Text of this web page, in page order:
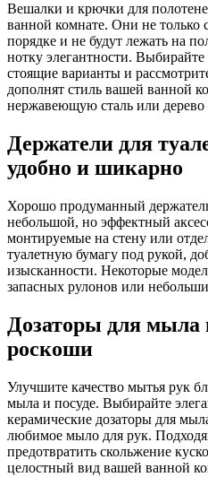
Вешалки и крючки для
ванной комнате. Они не только
порядке и не будут лежать на
нотку элегантности.
стоящие варианты и
дополнят стиль вашей ванной
нержавеющую сталь или дерево
Держатели для
удобно и шикарно
Хорошо продуманный
небольшой, но эффектный
монтируемые на стену или
туалетную бумагу под рукой,
изысканности. Некоторые
запасных рулонов или
Дозаторы для мыла
роскоши
Улучшите качество мытья рук
мыла и посуде. Выбирайте
керамические дозаторы для
любимое мыло для рук.
предотвратить скольжение
целостный вид вашей ванной